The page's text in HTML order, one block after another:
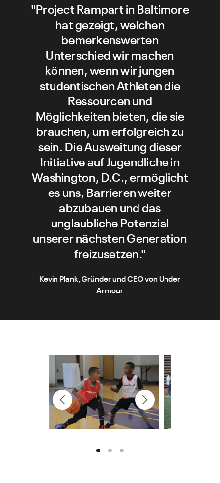
"Project Rampart in Baltimore
hat gezeigt, welchen
bemerkenswerten
Unterschied wir machen
können, wenn wir jungen
studentischen Athleten die
Ressourcen und
Möglichkeiten bieten, die sie
brauchen, um erfolgreich zu
sein. Die Ausweitung dieser
Initiative auf Jugendliche in
Washington, D.C., ermöglicht
es uns, Barrieren weiter
abzubauen und das
unglaubliche Potenzial
unserer nächsten Generation
freizusetzen."
Kevin Plank, Gründer und CEO von Under
Armour